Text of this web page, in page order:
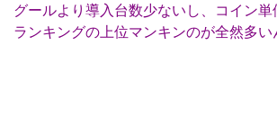
グールより導入台数少ないし、コイン
ランキングの上位マンキンのが全然多い